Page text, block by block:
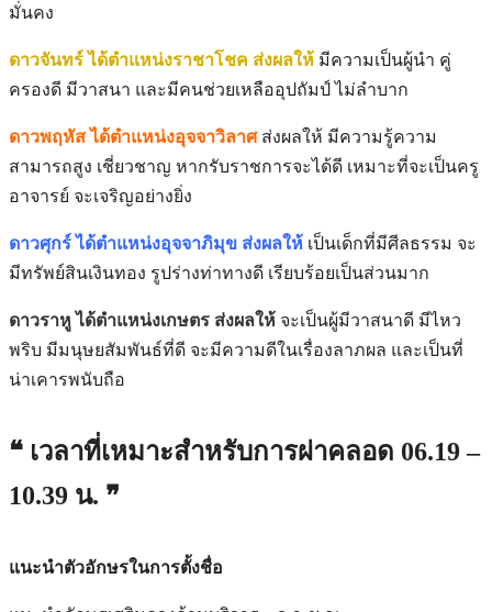
มั่นคง
ดาวจันทร์ ได้ตำแหน่งราชาโชค ส่งผลให้ มีความเป็นผู้นำ คู่
ครองดี มีวาสนา และมีคนช่วยเหลืออุปถัมป์ ไม่ลำบาก
ดาวพฤหัส ได้ตำแหน่งอุจจาวิลาศส่งผลให้ มีความรู้ความ
สามารถสูง เชี่ยวชาญ หากรับราชการจะได้ดี เหมาะที่จะเป็นครู
อาจารย์ จะเจริญอย่างยิ่ง
ดาวศุกร์ ได้ตำแหน่งอุจจาภิมุข ส่งผลให้ เป็นเด็กที่มีศีลธรรม จะ
มีทรัพย์สินเงินทอง รูปร่างท่าทางดี เรียบร้อยเป็นส่วนมาก
ดาวราหู ได้ตำแหน่งเกษตร ส่งผลให้ จะเป็นผู้มีวาสนาดี มีไหว
พริบ มีมนุษยสัมพันธ์ที่ดี จะมีความดีในเรื่องลาภผล และเป็นที่
น่าเคารพนับถือ
❝ เวลาที่เหมาะสำหรับการผ่าคลอด 06.19 –
10.39 น. ❞
แนะนำตัวอักษรในการตั้งชื่อ